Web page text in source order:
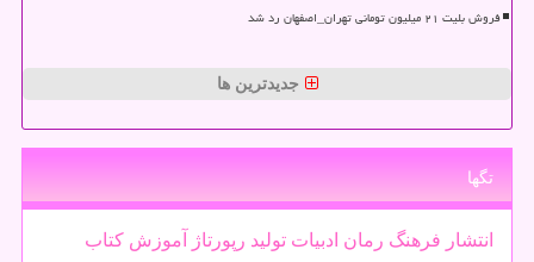
فروش بلیت ۲۱ میلیون تومانی تهران_اصفهان رد شد
جدیدترین ها
تگها
انتشار فرهنگ رمان ادبیات تولید رپورتاژ آموزش كتاب